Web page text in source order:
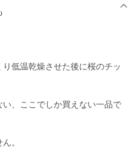
低温乾燥させた後に桜のチッ
、ここでしか買えない一品で
。